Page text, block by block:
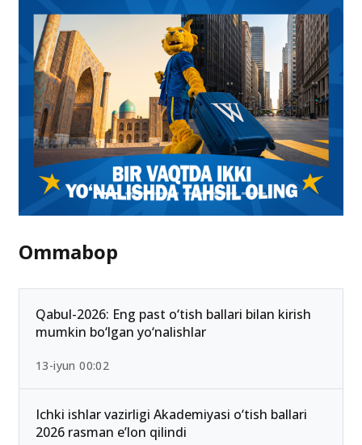
Ommabop
Qabul-2026: Eng past o‘tish ballari bilan kirish
mumkin bo‘lgan yo‘nalishlar
13-iyun 00:02
Ichki ishlar vazirligi Akademiyasi o‘tish ballari
2026 rasman e’lon qilindi